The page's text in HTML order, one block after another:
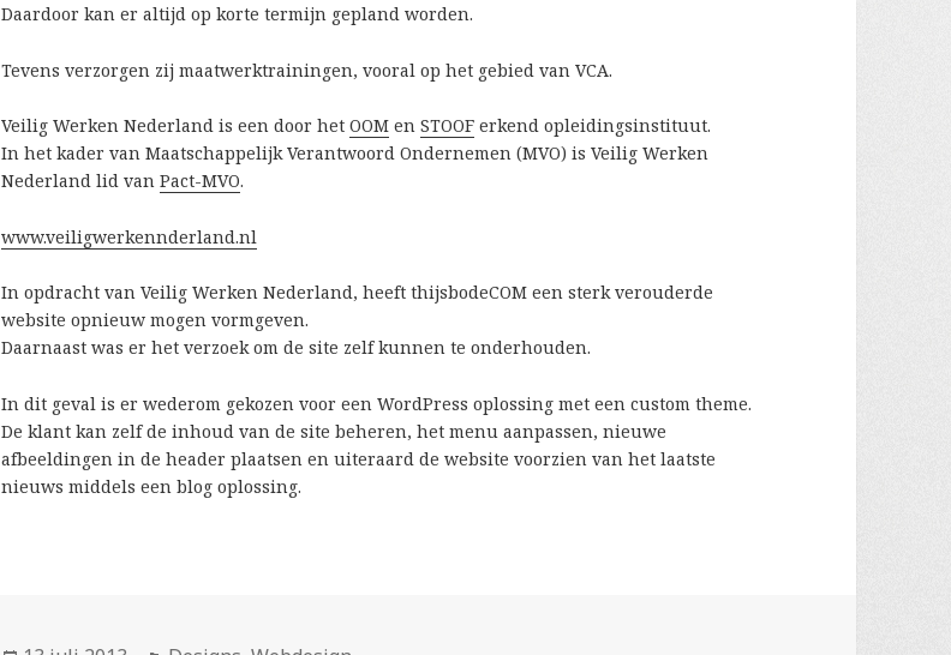
Daardoor kan er altijd op korte termijn gepland worden.
Tevens verzorgen zij maatwerktrainingen, vooral op het gebied van VCA.
Veilig Werken Nederland is een door hetOOM enSTOOF erkend opleidingsinstituut.
In het kader van Maatschappelijk Verantwoord Ondernemen (MVO) is Veilig Werken
Nederland lid vanPact-MVO.
www.veiligwerkennderland.nl
In opdracht van Veilig Werken Nederland, heeft thijsbodeCOM een sterk verouderde
website opnieuw mogen vormgeven.
Daarnaast was er het verzoek om de site zelf kunnen te onderhouden.
In dit geval is er wederom gekozen voor een WordPress oplossing met een custom theme.
De klant kan zelf de inhoud van de site beheren, het menu aanpassen, nieuwe
afbeeldingen in de header plaatsen en uiteraard de website voorzien van het laatste
nieuws middels een blog oplossing.